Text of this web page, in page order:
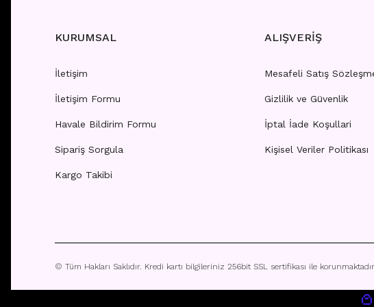
H6 - NIPPLE
Fiyatları görebilmek için
H19 - NIPPLE
Fiyatları görebilmek
KURUMSAL
İletişim
İletişim Formu
Havale Bildirim Formu
Sipariş Sorgula
Kargo Takibi
ALIŞVERİŞ
Mesafeli Satış
Gizlilik ve Güvenlik
İptal İade Koşullari
Kişisel Veriler Politikası
© Tüm Hakları Saklıdır. Kredi kartı bilgileriniz 256bit SSL sertifikası ile